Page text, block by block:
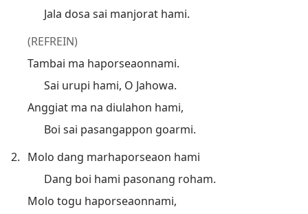
Jala dosa sai manjorat hami.
(REFREIN)
Tambai ma haporseaonnami.
Sai urupi hami, O Jahowa.
Anggiat ma na diulahon hami,
Boi sai pasangappon goarmi.
2. Molo dang marhaporseaon hami
Dang boi hami pasonang roham.
Molo togu haporseaonnami,